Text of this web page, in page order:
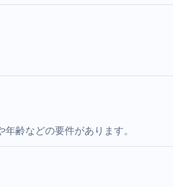
齢などの要件があります。